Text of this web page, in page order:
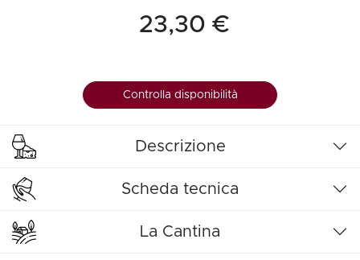
23,30 €
Controlla disponibilità
Descrizione
Scheda tecnica
La Cantina